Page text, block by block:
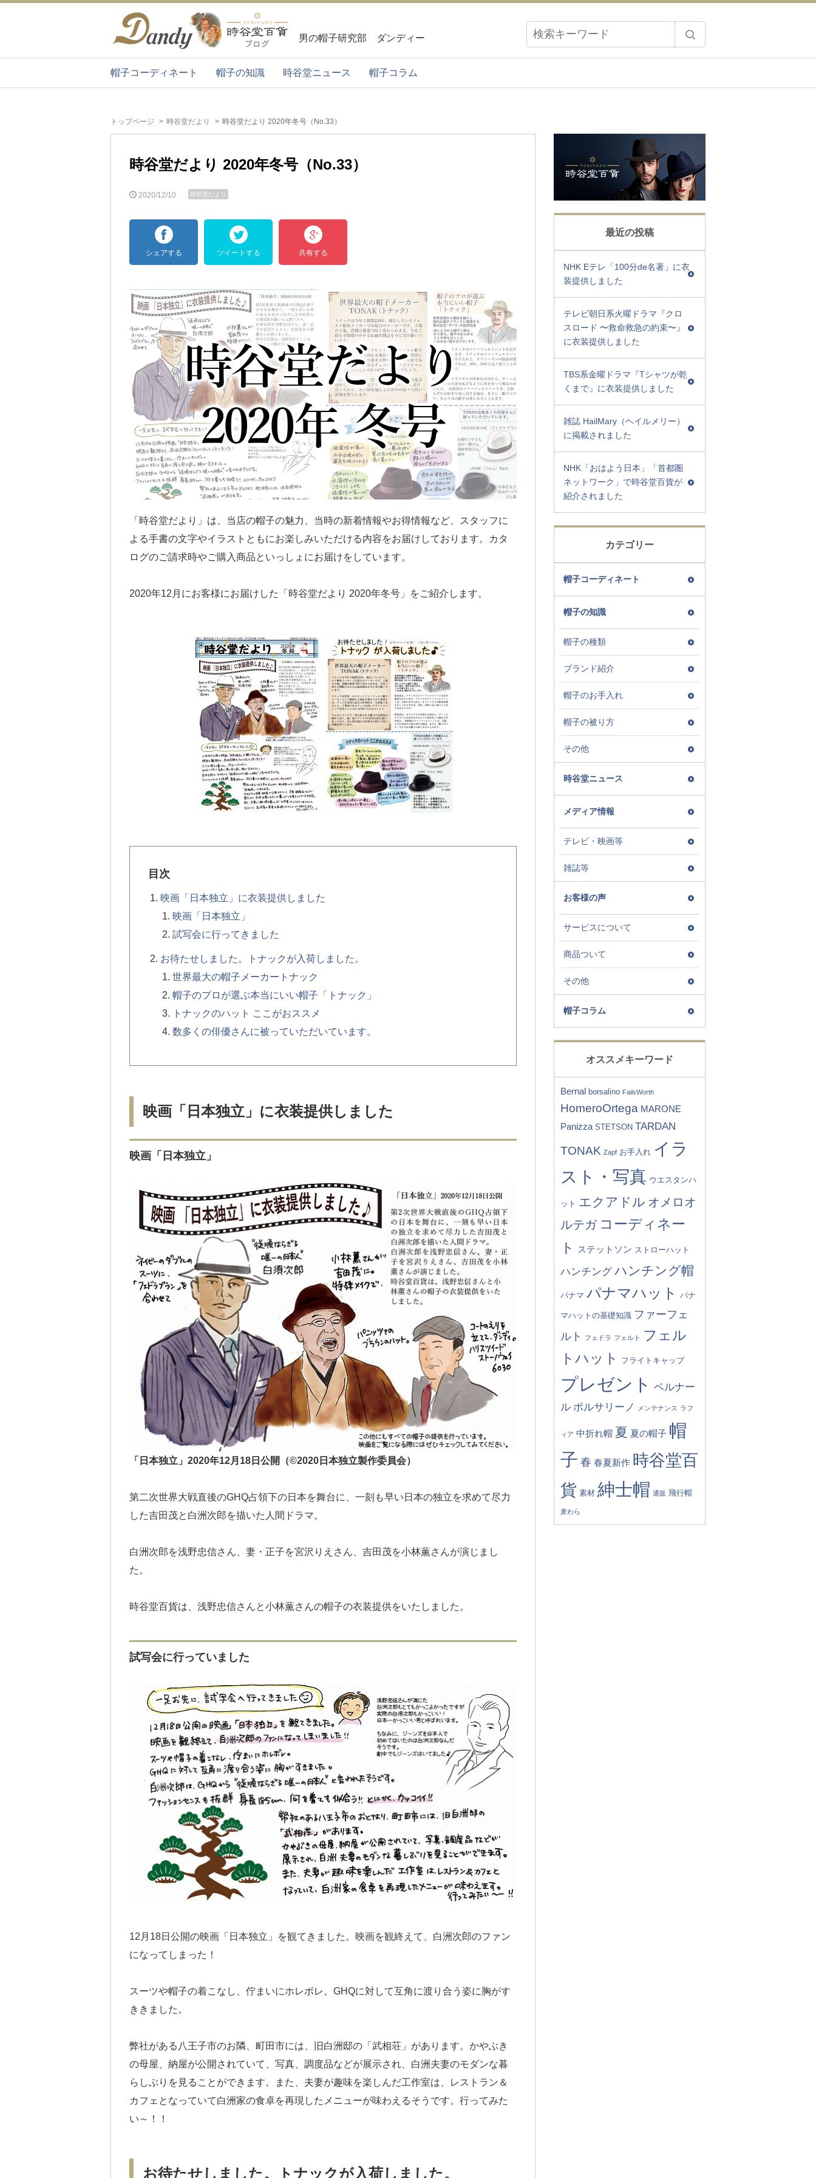
男の帽子研究部 ダンディー
帽子コーディネート 帽子の知識 時谷堂ニュース 帽子コラム
トップページ 時谷堂だより 時谷堂だより 2020年冬号（No.33）
時谷堂だより 2020年冬号（No.33）
2020/12/10 時谷堂だより
シェアする ツイートする 共有する
「時谷堂だより」は、当店の帽子の魅力、当時の新着情報やお得情報など、スタッフに
よる手書の文字やイラストともにお楽しみいただける内容をお届けしております。カタ
ログのご請求時やご購入商品といっしょにお届けをしています。
2020年12月にお客様にお届けした「時谷堂だより 2020年冬号」をご紹介します。
目次
映画「日本独立」に衣装提供しました
映画「日本独立」
試写会に行ってきました
お待たせしました。トナックが入荷しました。
世界最大の帽子メーカートナック
帽子のプロが選ぶ本当にいい帽子「トナック」
トナックのハット ここがおススメ
数多くの俳優さんに被っていただいています。
映画「日本独立」に衣装提供しました
映画「日本独立」
「日本独立」2020年12月18日公開（©2020日本独立製作委員会）
第二次世界大戦直後のGHQ占領下の日本を舞台に、一刻も早い日本の独立を求めて尽力
した吉田茂と白洲次郎を描いた人間ドラマ。
白洲次郎を浅野忠信さん、妻・正子を宮沢りえさん、吉田茂を小林薫さんが演じまし
た。
時谷堂百貨は、浅野忠信さんと小林薫さんの帽子の衣装提供をいたしました。
試写会に行っていました
12月18日公開の映画「日本独立」を観てきました。映画を観終えて、白洲次郎のファン
になってしまった！
スーツや帽子の着こなし、佇まいにホレボレ。GHQに対して互角に渡り合う姿に胸がす
ききました。
弊社がある八王子市のお隣、町田市には、旧白洲邸の「武相荘」があります。かやぶき
の母屋、納屋が公開されていて、写真、調度品などが展示され、白洲夫妻のモダンな暮
らしぶりを見ることができます。また、夫妻が趣味を楽しんだ工作室は、レストラン＆
カフェとなっていて白洲家の食卓を再現したメニューが味わえるそうです。行ってみた
い～！！
お待たせしました。トナックが入荷しました。
最近の投稿
NHK Eテレ「100分de名著」に衣
装提供しました
テレビ朝日系火曜ドラマ『クロ
スロード 〜救命救急の約束〜』
に衣装提供しました
TBS系金曜ドラマ『Tシャツが乾
くまで』に衣装提供しました
雑誌 HailMary（ヘイルメリー）
に掲載されました
NHK「おはよう日本」「首都圏
ネットワーク」で時谷堂百貨が
紹介されました
カテゴリー
帽子コーディネート
帽子の知識
帽子の種類
ブランド紹介
帽子のお手入れ
帽子の被り方
その他
時谷堂ニュース
メディア情報
テレビ・映画等
雑誌等
お客様の声
サービスについて
商品ついて
その他
帽子コラム
オススメキーワード
Bernal borsalino FailsWorth
HomeroOrtega MARONE
Panizza STETSON TARDAN
TONAK Zapf お手入れ イラ
スト・写真 ウエスタンハ
ット エクアドル オメロオ
ルテガ コーディネー
ト
ステットソン ストローハット
ハンチング ハンチング帽
パナマ パナマハット パナ
マハットの基礎知識 ファーフェ
ルト
フェドラ フェルト
フェル
トハット
フライトキャップ
プレゼント
ベルナー
ル ボルサリーノ メンテナンス ラフ
ィア 中折れ帽 夏 夏の帽子 帽
子 春 春夏新作 時谷堂百
貨 素材 紳士帽 通販 飛行帽
麦わら